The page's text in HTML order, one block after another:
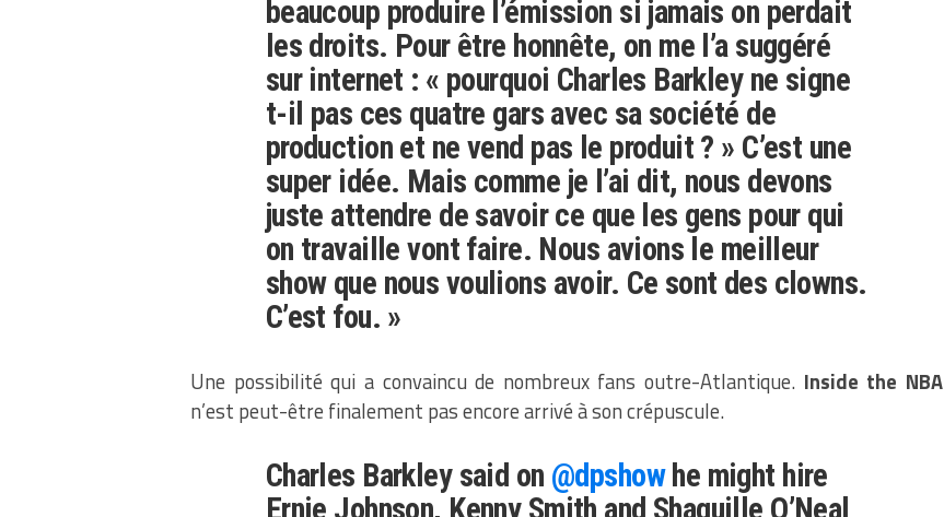
beaucoup produire l’émission si jamais on perdait
les droits. Pour être honnête, on me l’a suggéré
sur internet : « pourquoi Charles Barkley ne signe
t-il pas ces quatre gars avec sa société de
production et ne vend pas le produit ? » C’est une
super idée. Mais comme je l’ai dit, nous devons
juste attendre de savoir ce que les gens pour qui
on travaille vont faire. Nous avions le meilleur
show que nous voulions avoir. Ce sont des clowns.
C’est fou. »
Une possibilité qui a convaincu de nombreux fans outre-Atlantique. Inside the NBA
n’est peut-être finalement pas encore arrivé à son crépuscule.
Charles Barkley said on @dpshowhe might hire
Ernie Johnson, Kenny Smith and Shaquille O’Neal